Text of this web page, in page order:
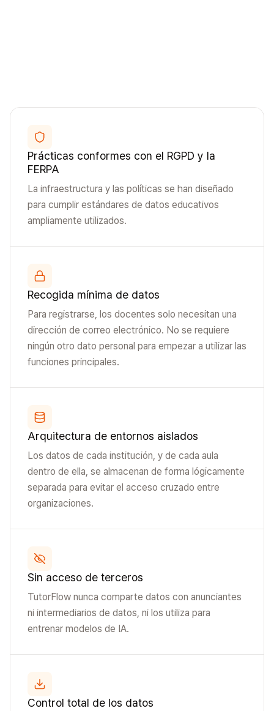
Prácticas conformes con el RGPD y la
FERPA
La infraestructura y las políticas se han diseñado
para cumplir estándares de datos educativos
ampliamente utilizados.
Recogida mínima de datos
Para registrarse, los docentes solo necesitan una
dirección de correo electrónico. No se requiere
ningún otro dato personal para empezar a utilizar las
funciones principales.
Arquitectura de entornos aislados
Los datos de cada institución, y de cada aula
dentro de ella, se almacenan de forma lógicamente
separada para evitar el acceso cruzado entre
organizaciones.
Sin acceso de terceros
TutorFlow nunca comparte datos con anunciantes
ni intermediarios de datos, ni los utiliza para
entrenar modelos de IA.
Control total de los datos